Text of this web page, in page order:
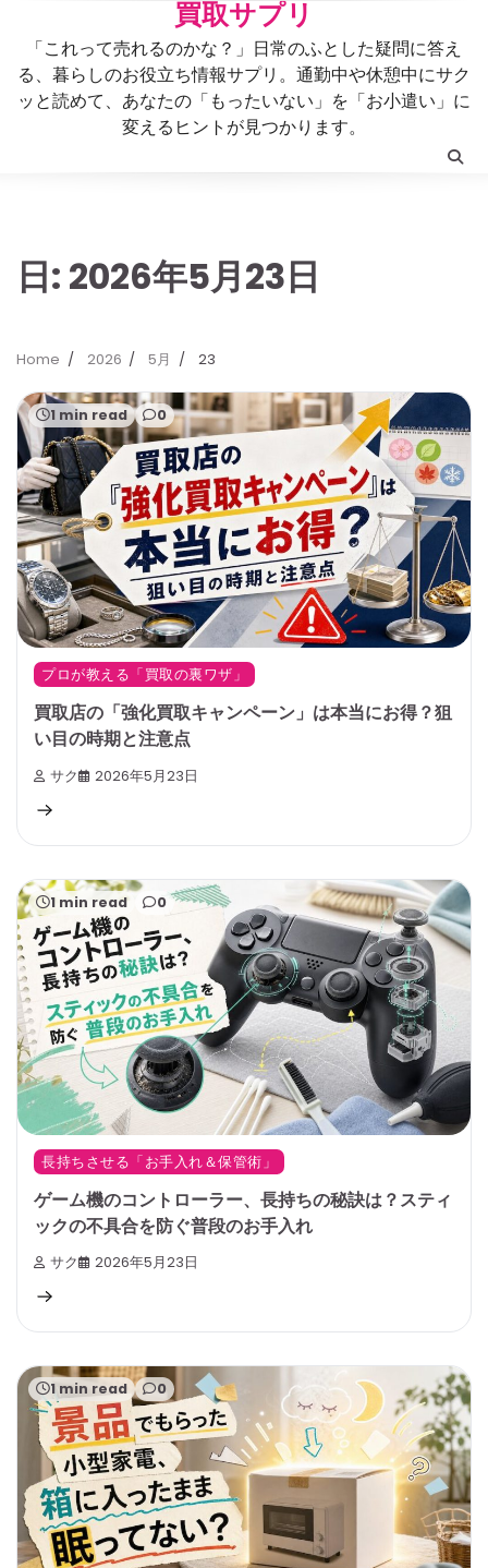
content
買取サプリ
「これって売れるのかな？」日常のふとした疑問に答え
る、暮らしのお役立ち情報サプリ。通勤中や休憩中にサク
ッと読めて、あなたの「もったいない」を「お小遣い」に
変えるヒントが見つかります。
日: 2026年5月23日
Home 2026 5月 23
1 min read 0
プロが教える「買取の裏ワザ」
買取店の「強化買取キャンペーン」は本当にお得？狙
い目の時期と注意点
サク 2026年5月23日
1 min read 0
長持ちさせる「お手入れ＆保管術」
ゲーム機のコントローラー、長持ちの秘訣は？スティ
ックの不具合を防ぐ普段のお手入れ
サク 2026年5月23日
1 min read 0